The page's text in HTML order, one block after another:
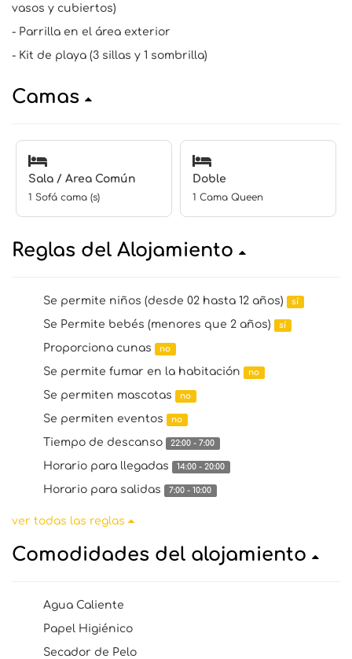
vasos y cubiertos)
- Parrilla en el área exterior
- Kit de playa (3 sillas y 1 sombrilla)
Camas
Sala / Area Común
1 Sofá cama (s)
Doble
1 Cama Queen
Reglas del Alojamiento
Se permite niños (desde 02 hasta 12 años) sí
Se Permite bebés (menores que 2 años) sí
Proporciona cunas no
Se permite fumar en la habitación no
Se permiten mascotas no
Se permiten eventos no
Tiempo de descanso 22:00 - 7:00
Horario para llegadas 14:00 - 20:00
Horario para salidas 7:00 - 10:00
ver todas las reglas
Comodidades del alojamiento
Agua Caliente
Papel Higiénico
Secador de Pelo